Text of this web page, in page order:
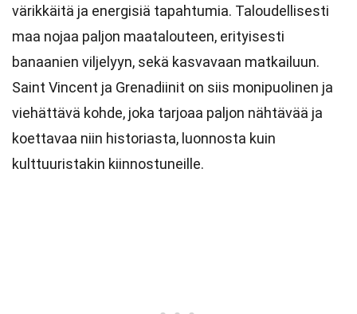
värikkäitä ja energisiä tapahtumia. Taloudellisesti
maa nojaa paljon maatalouteen, erityisesti
banaanien viljelyyn, sekä kasvavaan matkailuun.
Saint Vincent ja Grenadiinit on siis monipuolinen ja
viehättävä kohde, joka tarjoaa paljon nähtävää ja
koettavaa niin historiasta, luonnosta kuin
kulttuuristakin kiinnostuneille.